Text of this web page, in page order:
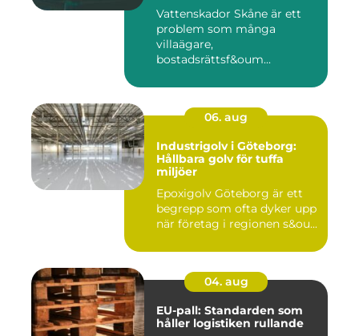
Vattenskador Skåne är ett
problem som många
villaägare,
bostadsrättsf&oum...
06. aug
Industrigolv i Göteborg:
Hållbara golv för tuffa
miljöer
Epoxigolv Göteborg är ett
begrepp som ofta dyker upp
när företag i regionen s&ou...
04. aug
EU-pall: Standarden som
håller logistiken rullande